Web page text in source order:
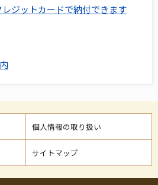
ジットカードで納付できます
個人情報の取り扱い
サイトマップ